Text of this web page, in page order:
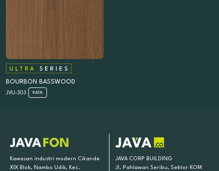
BOURBON BASSWOOD
JVU-303 RATA
Kawasan industri modern Cikande
XIX Blok, Nambo Udik, Kec.
JAVA CORP BUILDING
Jl. Pahlawan Seribu, Sektor KOM